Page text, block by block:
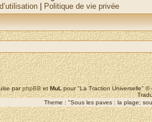
Politique de vie privée
parphpBBetMuLpour "La Traction Universelle"
Theme : "Sous les paves : la plage;